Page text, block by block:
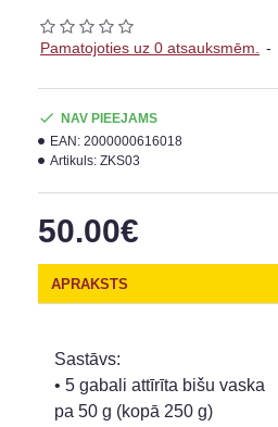
Pamatojoties uz 0 atsauksmēm. -
50.00€
NAV PIEEJAMS
EAN: 2000000616018
Artikuls: ZKS03
APRAKSTS
Sastāvs:
• 5 gabali attīrīta bišu vaska
pa 50 g (kopā 250 g)